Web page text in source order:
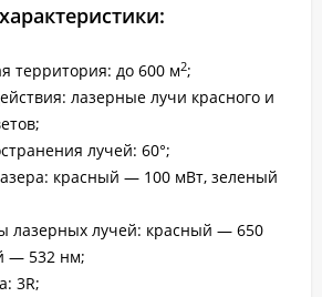
территория: до 600 м2;
лазерные лучи красного и
лучей: 60°;
красный — 100 мВт, зеленый
лазерных лучей: красный — 650
— 532 нм;
3R;